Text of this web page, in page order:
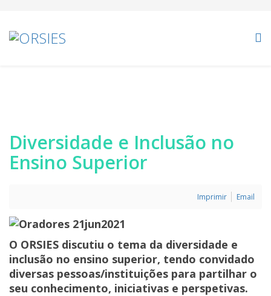
Diversidade e Inclusão no
Ensino Superior
Imprimir Email
O ORSIES discutiu o tema da diversidade e
inclusão no ensino superior, tendo convidado
diversas pessoas/instituições para partilhar o
seu conhecimento, iniciativas e perspetivas.